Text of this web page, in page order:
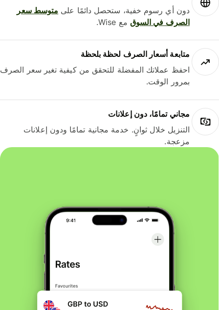
دون أي رسوم خفية، ستحصل دائمًا علىمتوسط ​​سعر
الصرف في السوقمع Wise.
متابعة أسعار الصرف لحظة بلحظة
احفظ عملاتك المفضلة للتحقق من كيفية تغير سعر الصرف
بمرور الوقت.
مجاني تمامًا، دون إعلانات
التنزيل خلال ثوانٍ. خدمة مجانية تمامًا ودون إعلانات
مزعجة.